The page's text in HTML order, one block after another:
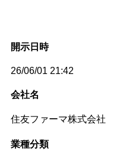
開示日時
26/06/01 21:42
会社名
住友ファーマ株式会社
業種分類